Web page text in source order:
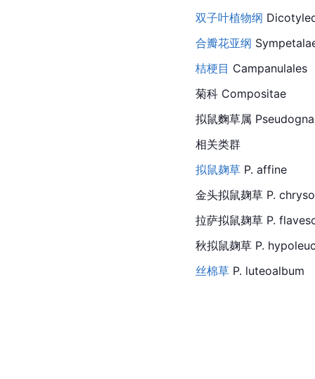
双子叶植物纲
合瓣花亚纲
桔梗目 Campanulales
菊科 Compositae
拟鼠麴草属
相关类群
拟鼠麹草 P. affine
金头拟鼠麹草 P.
拉萨拟鼠麹草 P.
秋拟鼠麹草 P.
丝棉草 P. luteoalbum